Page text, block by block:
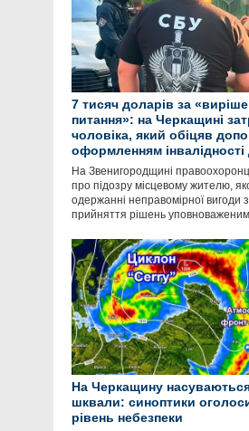
7 тисяч доларів за
питання»: на Черкащині
чоловіка, який обіцяв
оформленням інвалідності
На Звенигородщині
про підозру місцевому жителю,
одержанні неправомірної вигоди
прийняття рішень
На Черкащину насуваються
шквали: синоптики
рівень небезпеки